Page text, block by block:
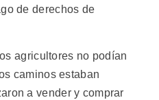
de derechos de
agricultores no podían
caminos estaban
a vender y comprar